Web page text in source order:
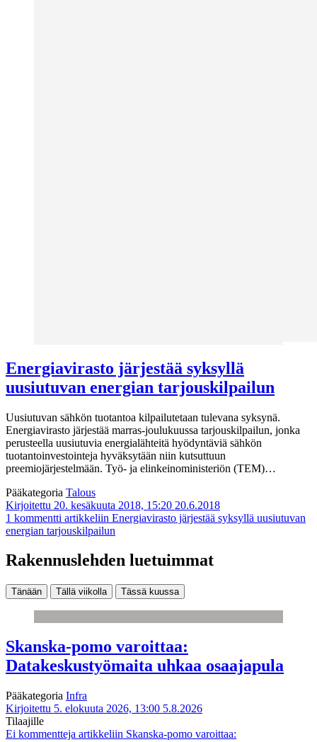
Energiavirasto järjestää syksyllä
uusiutuvan energian tarjouskilpailun
Uusiutuvan sähkön tuotantoa kilpailutetaan tulevana syksynä.
Energiavirasto järjestää marras-joulukuussa tarjouskilpailun, jonka
perusteella uusiutuvia energialähteitä hyödyntäviä sähkön
tuotantoinvestointeja hyväksytään niin kutsuttuun
preemiojärjestelmään. Työ- ja elinkeinoministeriön (TEM)…
Pääkategoria Talous
Kirjoitettu 20. kesäkuuta 2018, 15:20 20.6.2018
1 kommentti artikkeliin Energiavirasto järjestää syksyllä uusiutuvan
energian tarjouskilpailun
Rakennuslehden luetuimmat
Tänään Tällä viikolla Tässä kuussa
Skanska-pomo varoittaa:
Datakeskustyömaita uhkaa osaajapula
Pääkategoria Infra
Kirjoitettu 5. elokuuta 2026, 13:00 5.8.2026
Tilaajille
Ei kommentteja artikkeliin Skanska-pomo varoittaa: